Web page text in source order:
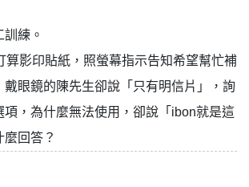
練。
算影印貼紙，照螢幕指示告知希望幫忙補
戴眼鏡的陳先生卻說「只有明信片」，詢
項，為什麼無法使用，卻說「ibon就是這
回答？